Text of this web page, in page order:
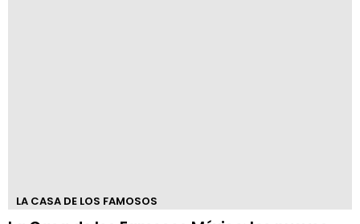
LA CASA DE LOS FAMOSOS